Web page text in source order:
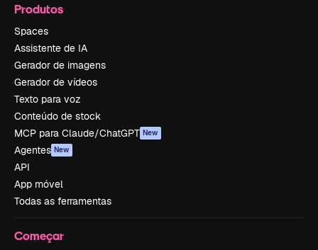
Produtos
Spaces
Assistente de IA
Gerador de imagens
Gerador de vídeos
Texto para voz
Conteúdo de stock
MCP para Claude/ChatGPT New
Agentes New
API
App móvel
Todas as ferramentas
Começar